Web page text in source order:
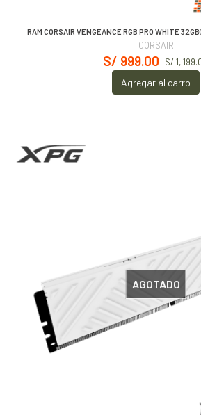
RAM CORSAIR VENGEANCE RGB PRO WHITE
CORSAIR
S/ 1,
S/ 999.00
Agregar al carro
AGOTADO